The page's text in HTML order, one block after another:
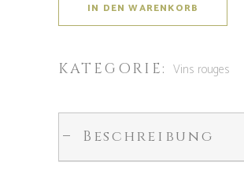
IN DEN WARENKORB
KATEGORIE: Vins rouges
Beschreibung